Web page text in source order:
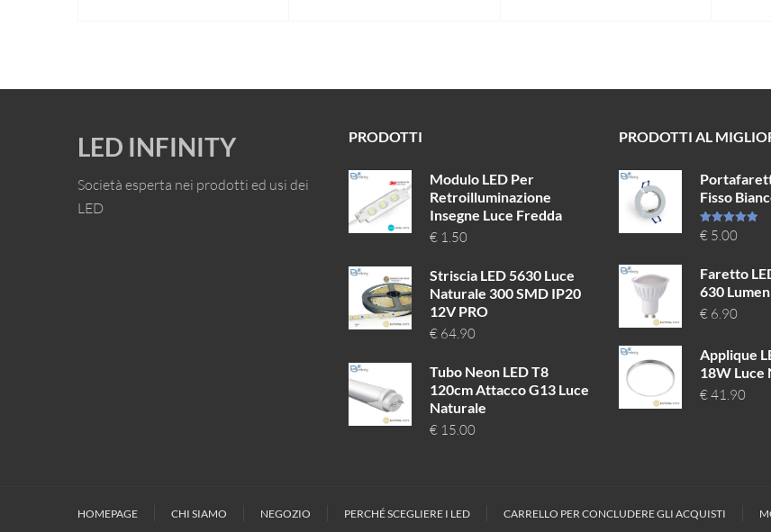
LED INFINITY
Società esperta nei prodotti ed usi dei
LED
PRODOTTI
Modulo LED Per
Retroilluminazione
Insegne Luce Fredda
€1.50
Striscia LED 5630 Luce
Naturale 300 SMD IP20
12V PRO
€64.90
Tubo Neon LED T8
120cm Attacco G13 Luce
Naturale
€15.00
PRODOTTI AL
Fisso
Valutato
5.00su 5
€5.00
Faretto
630 Lumen
€6.90
Applique
18W Luce
€41.90
HOMEPAGE CHI SIAMO NEGOZIO PERCHÉ SCEGLIERE I LED CARRELLO PER CONCLUDERE GLI ACQUISTI